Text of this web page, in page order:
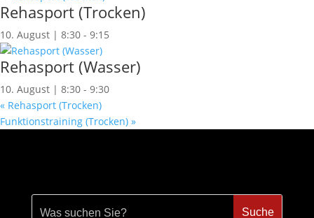
Rehasport (Trocken)
10. August | 8:30 - 9:15
Rehasport (Wasser)
10. August | 8:30 - 9:30
« Rehasport (Trocken)
Funktionstraining (Trocken) »